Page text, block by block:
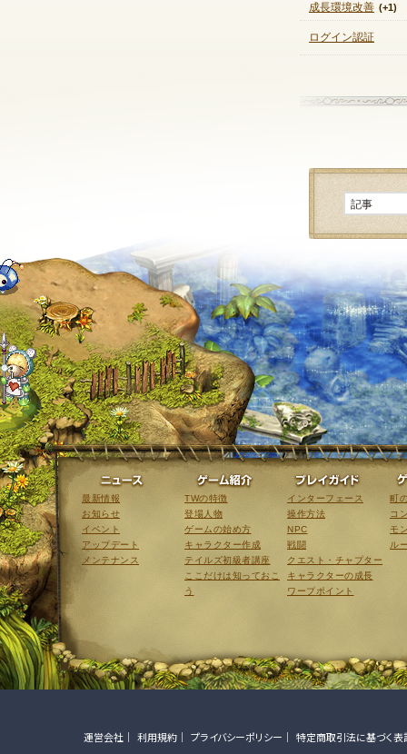
成長環境改善 (+1)
ログイン認証
ニュース
最新情報
お知らせ
イベント
アップデート
メンテナンス
ゲーム紹介
TWの特徴
登場人物
ゲームの始め方
キャラクター作成
テイルズ初級者講座
ここだけは知っておこ
う
インターフェース
操作方法
NPC
戦闘
クエスト・チャプター
キャラクターの成長
ワープポイント
町
コ
モ
ル
運営会社 利用規約 プライバシーポリシー 特定商取引法に基づく表